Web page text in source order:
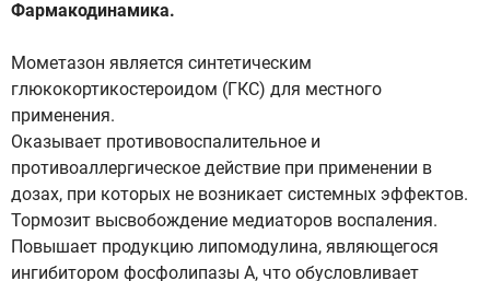
Фармакодинамика.
Мометазон является синтетическим
глюкокортикостероидом (ГКС) для местного
применения.
Оказывает противовоспалительное и
противоаллергическое действие при применении в
дозах, при которых не возникает системных эффектов.
Тормозит высвобождение медиаторов воспаления.
Повышает продукцию липомодулина, являющегося
ингибитором фосфолипазы А, что обусловливает